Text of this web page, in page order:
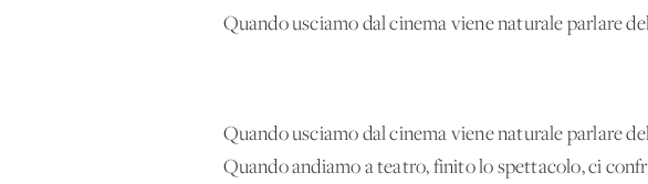
Quando usciamo dal cinema viene naturale parlare
Quando usciamo dal cinema viene naturale parlare
Quando andiamo a teatro, finito lo spettacolo, ci